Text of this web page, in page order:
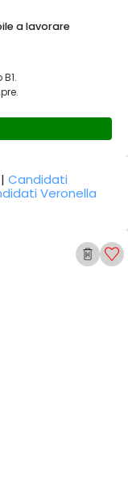
a lavorare
|Candidati
Veronella